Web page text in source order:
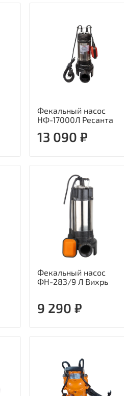
Фекальный насос
НФ-17000Л Ресанта
13 090 ₽
Фекальный насос
ФН-283/9 Л Вихрь
9 290 ₽